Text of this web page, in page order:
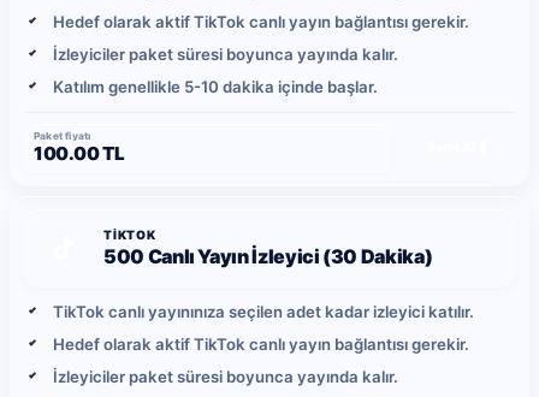
Hedef olarak aktif TikTok canlı yayın bağlantısı gerekir.
İzleyiciler paket süresi boyunca yayında kalır.
Katılım genellikle 5-10 dakika içinde başlar.
Paket fiyatı
100.00 TL
TIKTOK
500 Canlı Yayın İzleyici (30 Dakika)
TikTok canlı yayınınıza seçilen adet kadar izleyici katılır.
Hedef olarak aktif TikTok canlı yayın bağlantısı gerekir.
İzleyiciler paket süresi boyunca yayında kalır.